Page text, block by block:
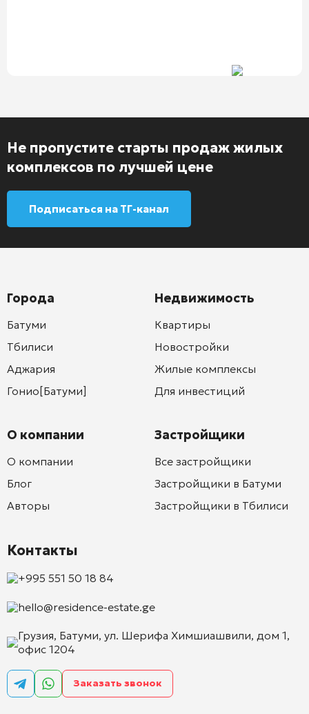
Не пропустите старты продаж жилых
комплексов по лучшей цене
Подписаться на ТГ-канал
Города
Батуми
Тбилиси
Аджария
Гонио[Батуми]
О компании
О компании
Блог
Авторы
Недвижимость
Квартиры
Новостройки
Жилые комплексы
Для инвестиций
Застройщики
Все застройщики
Застройщики в Батуми
Застройщики в Тбилиси
Контакты
+995 551 50 18 84
hello@residence-estate.ge
Грузия, Батуми, ул. Шерифа Химшиашвили, дом 1,
офис 1204
Заказать звонок